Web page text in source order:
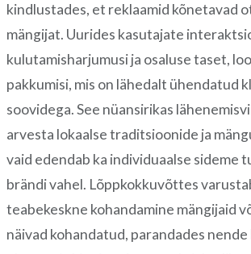
kindlustades, et reklaamid kõnetavad
mängijat. Uurides kasutajate
kulutamisharjumusi ja osaluse taset,
pakkumisi, mis on lähedalt ühendatud
soovidega. See nüansirikas
arvesta lokaalse traditsioonide ja
vaid edendab ka individuaalse sideme
brändi vahel. Lõppkokkuvõttes
teabekeskne kohandamine mängijaid
näivad kohandatud, parandades